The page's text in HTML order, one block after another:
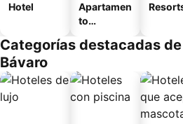
Hotel
Apartamen
to
o
Categorías destacadas
Bávaro